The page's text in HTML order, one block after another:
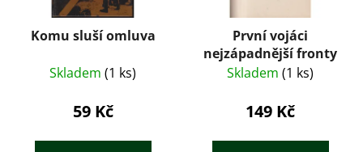
Komu sluší omluva
Skladem (1 ks)
59 Kč
První vojáci
nejzápadnější fronty
Skladem (1 ks)
149 Kč